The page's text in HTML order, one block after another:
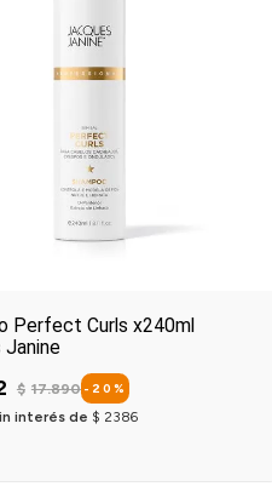
Perfect Curls x240ml
$ 17.890 - 20 %
interés de $ 2386